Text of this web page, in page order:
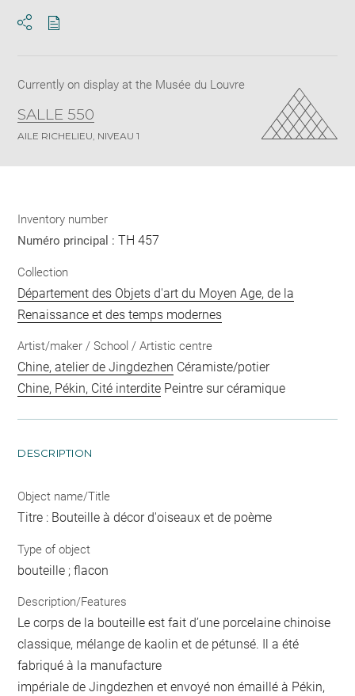
Currently on display at the Musée du Louvre
SALLE 550
AILE RICHELIEU, NIVEAU 1
Inventory number
Numéro principal :TH 457
Collection
Département des Objets d'art du Moyen Age, de la
Renaissance et des temps modernes
Artist/maker / School / Artistic centre
Chine, atelier de Jingdezhen Céramiste/potier
Chine, Pékin, Cité interdite Peintre sur céramique
DESCRIPTION
Object name/Title
Titre : Bouteille à décor d'oiseaux et de poème
Type of object
bouteille ; flacon
Description/Features
Le corps de la bouteille est fait d’une porcelaine chinoise
classique, mélange de kaolin et de pétunsé. Il a été
fabriqué à la manufacture
impériale de Jingdezhen et envoyé non émaillé à Pékin,